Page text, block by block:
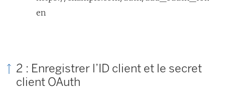
en
2 : Enregistrer l’ID client et le secret
client OAuth